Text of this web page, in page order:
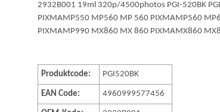
2932B001 19ml 320p/4500photos PGI-520BK
PIXMAMP550 MP560 MP 560 PIXMAMP560
PIXMAMP990 MX860 MX 860 PIXMAMX860
Produktcode: PGI520BK
EAN Code: 4960999577456